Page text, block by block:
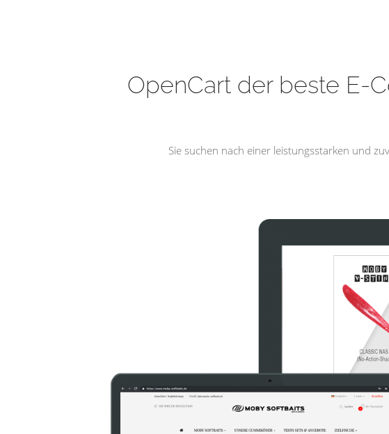
OpenCart der beste E-
Sie suchen nach einer leistungsstarken und